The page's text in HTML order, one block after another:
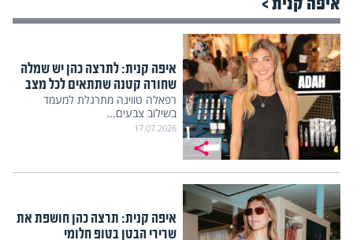
איפה קנית >
איפה קנית: לתרצה כהן יש שמלה
שחורה קטנה שתתאים לכל מצב
רפאלה טווינה מתרגלת למעמד
בשילוב צבעים...
17.07.2026
איפה קנית: תרצה כהן חושפת את
שרירי הבטן בטופ חלומי